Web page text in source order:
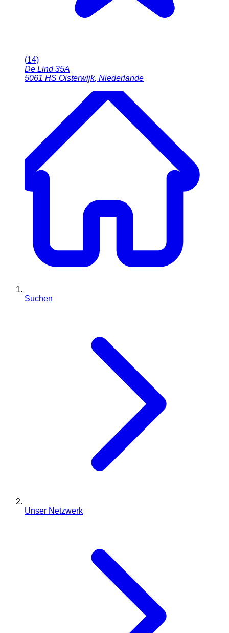
(14)
De Lind 35A
5061 HS Oisterwijk, Niederlande
Suchen
Unser Netzwerk